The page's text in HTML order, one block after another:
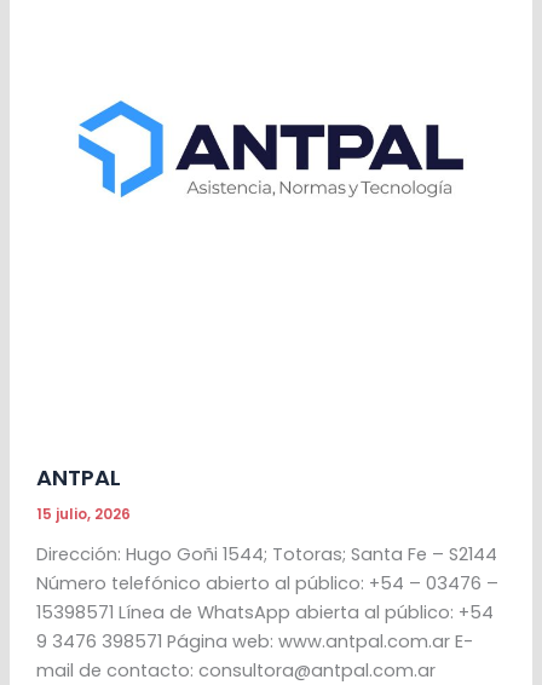
ANTPAL
15 julio, 2026
Dirección: Hugo Goñi 1544; Totoras; Santa Fe – S2144
Número telefónico abierto al público: +54 – 03476 –
15398571 Línea de WhatsApp abierta al público: +54
9 3476 398571 Página web: www.antpal.com.ar E-
mail de contacto: consultora@antpal.com.ar